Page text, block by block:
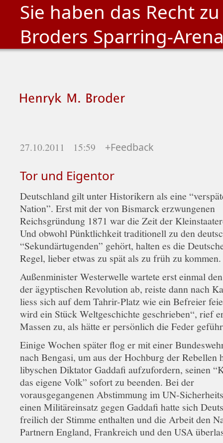
Sie haben das Recht
Broders Sparring-
27.10.2011 15:59 +Feedback
Tor und Eigentor
Deutschland gilt unter Historikern als eine
Nation”. Erst mit der von Bismarck erzwungenen
Reichsgründung 1871 war die Zeit der
Und obwohl Pünktlichkeit traditionell zu den
“Sekundärtugenden” gehört, halten es die
Regel, lieber etwas zu spät als zu früh zu kommen.
Außenminister Westerwelle wartete erst einmal
der ägyptischen Revolution ab, reiste dann nach
liess sich auf dem Tahrir-Platz wie ein Befreier
wird ein Stück Weltgeschichte geschrieben“, rief
Massen zu, als hätte er persönlich die Feder
Einige Wochen später flog er mit einer
nach Bengasi, um aus der Hochburg der Rebellen
libyschen Diktator Gaddafi aufzufordern, seinen
das eigene Volk” sofort zu beenden. Bei der
vorausgegangenen Abstimmung im UN-
einen Militäreinsatz gegen Gaddafi hatte sich
freilich der Stimme enthalten und die Arbeit den
Partnern England, Frankreich und den USA